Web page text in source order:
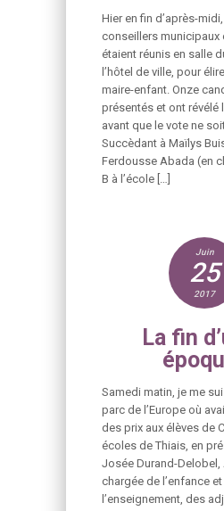
Hier en fin d’après-
conseillers municipaux
étaient réunis en salle
l’hôtel de ville, pour
maire-enfant. Onze
présentés et ont révélé
avant que le vote ne
Succèdant à Maïlys
Ferdousse Abada (en
B à l’école […]
Juin
25
2017
La fin
Samedi matin, je me
parc de l’Europe où
des prix aux élèves de
écoles de Thiais, en
Josée Durand-
chargée de l’enfance
l’enseignement, des